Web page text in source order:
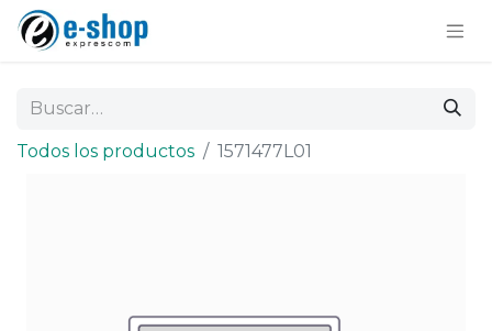
Todos los productos 1571477L01